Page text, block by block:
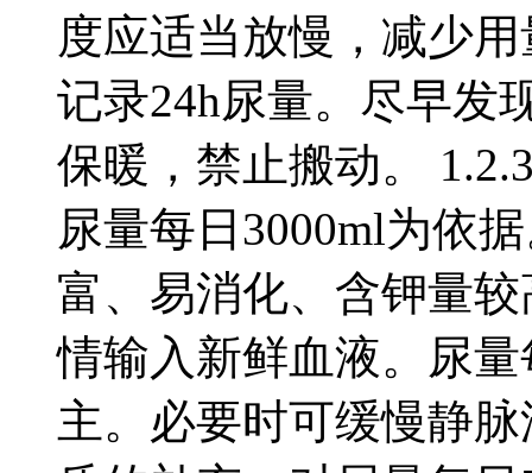
度应适当放慢，减少
记录24h尿量。尽早发
保暖，禁止搬动。
尿量每日3000ml为依
富、易消化、含钾量
情输入新鲜血液。尿
主。必要时可缓慢静